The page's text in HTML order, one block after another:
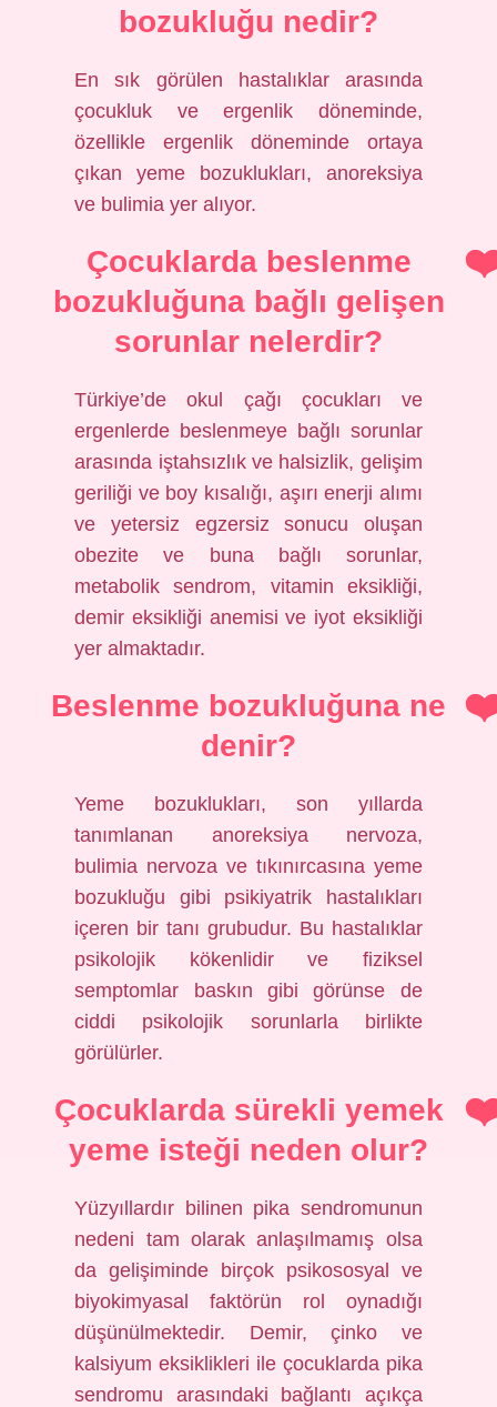
bozukluğu nedir?
En sık görülen hastalıklar arasında
çocukluk ve ergenlik döneminde,
özellikle ergenlik döneminde ortaya
çıkan yeme bozuklukları, anoreksiya
ve bulimia yer alıyor.
Çocuklarda beslenme
bozukluğuna bağlı gelişen
sorunlar nelerdir?
Türkiye’de okul çağı çocukları ve
ergenlerde beslenmeye bağlı sorunlar
arasında iştahsızlık ve halsizlik, gelişim
geriliği ve boy kısalığı, aşırı enerji alımı
ve yetersiz egzersiz sonucu oluşan
obezite ve buna bağlı sorunlar,
metabolik sendrom, vitamin eksikliği,
demir eksikliği anemisi ve iyot eksikliği
yer almaktadır.
Beslenme bozukluğuna ne
denir?
Yeme bozuklukları, son yıllarda
tanımlanan anoreksiya nervoza,
bulimia nervoza ve tıkınırcasına yeme
bozukluğu gibi psikiyatrik hastalıkları
içeren bir tanı grubudur. Bu hastalıklar
psikolojik kökenlidir ve fiziksel
semptomlar baskın gibi görünse de
ciddi psikolojik sorunlarla birlikte
görülürler.
Çocuklarda sürekli yemek
yeme isteği neden olur?
Yüzyıllardır bilinen pika sendromunun
nedeni tam olarak anlaşılmamış olsa
da gelişiminde birçok psikososyal ve
biyokimyasal faktörün rol oynadığı
düşünülmektedir. Demir, çinko ve
kalsiyum eksiklikleri ile çocuklarda pika
sendromu arasındaki bağlantı açıkça